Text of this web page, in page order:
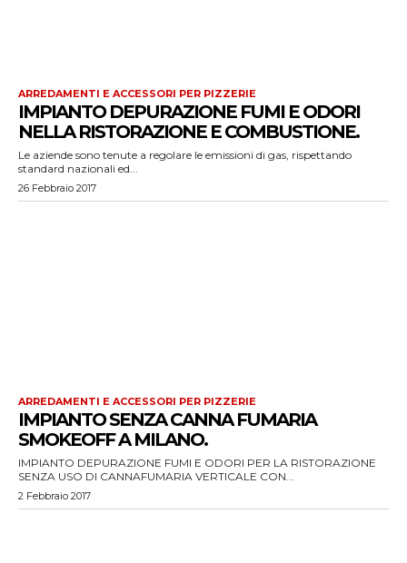
ARREDAMENTI E ACCESSORI PER PIZZERIE
IMPIANTO DEPURAZIONE FUMI E ODORI
NELLA RISTORAZIONE E COMBUSTIONE.
Le aziende sono tenute a regolare le emissioni di gas, rispettando
standard nazionali ed...
26 Febbraio 2017
ARREDAMENTI E ACCESSORI PER PIZZERIE
IMPIANTO SENZA CANNA FUMARIA
SMOKEOFF A MILANO.
IMPIANTO DEPURAZIONE FUMI E ODORI PER LA RISTORAZIONE
SENZA USO DI CANNAFUMARIA VERTICALE CON...
2 Febbraio 2017